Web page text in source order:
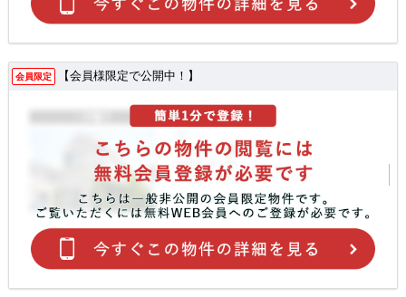
会員限定 【会員様限定で公開中！】